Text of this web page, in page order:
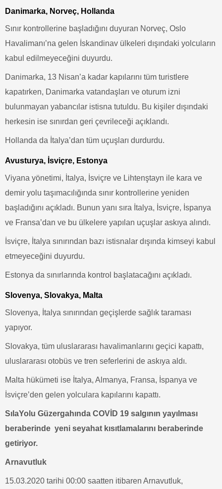
Danimarka, Norveç, Hollanda
Sınır kontrollerine başladığını duyuran Norveç, Oslo
Havalimanı’na gelen İskandinav ülkeleri dışındaki yolcuların
kabul edilmeyeceğini duyurdu.
Danimarka, 13 Nisan’a kadar kapılarını tüm turistlere
kapatırken, Danimarka vatandaşları ve oturum izni
bulunmayan yabancılar istisna tutuldu. Bu kişiler dışındaki
herkesin ise sınırdan geri çevrileceği açıklandı.
Hollanda da İtalya’dan tüm uçuşları durdurdu.
Avusturya, İsviçre, Estonya
Viyana yönetimi, İtalya, İsviçre ve Lihtenştayn ile kara ve
demir yolu taşımacılığında sınır kontrollerine yeniden
başladığını açıkladı. Bunun yanı sıra İtalya, İsviçre, İspanya
ve Fransa’dan ve bu ülkelere yapılan uçuşlar askıya alındı.
İsviçre, İtalya sınırından bazı istisnalar dışında kimseyi kabul
etmeyeceğini duyurdu.
Estonya da sınırlarında kontrol başlatacağını açıkladı.
Slovenya, Slovakya, Malta
Slovenya, İtalya sınırından geçişlerde sağlık taraması
yapıyor.
Slovakya, tüm uluslararası havalimanlarını geçici kapattı,
uluslararası otobüs ve tren seferlerini de askıya aldı.
Malta hükümeti ise İtalya, Almanya, Fransa, İspanya ve
İsviçre’den gelen yolculara kapılarını kapattı.
SılaYolu Güzergahında COVİD 19 salgının yayılması
beraberinde yeni seyahat kısıtlamalarını beraberinde
getiriyor.
Arnavutluk
15.03.2020 tarihi 00:00 saatten itibaren Arnavutluk,